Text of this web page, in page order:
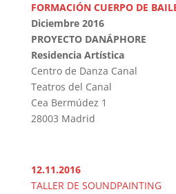
FORMACIÓN CUERPO DE
Diciembre 2016
PROYECTO DANÁPHORE
Residencia Artística
Centro de Danza Canal
Teatros del Canal
Cea Bermúdez 1
28003 Madrid
12.11.2016
TALLER DE SOUNDPAINTING